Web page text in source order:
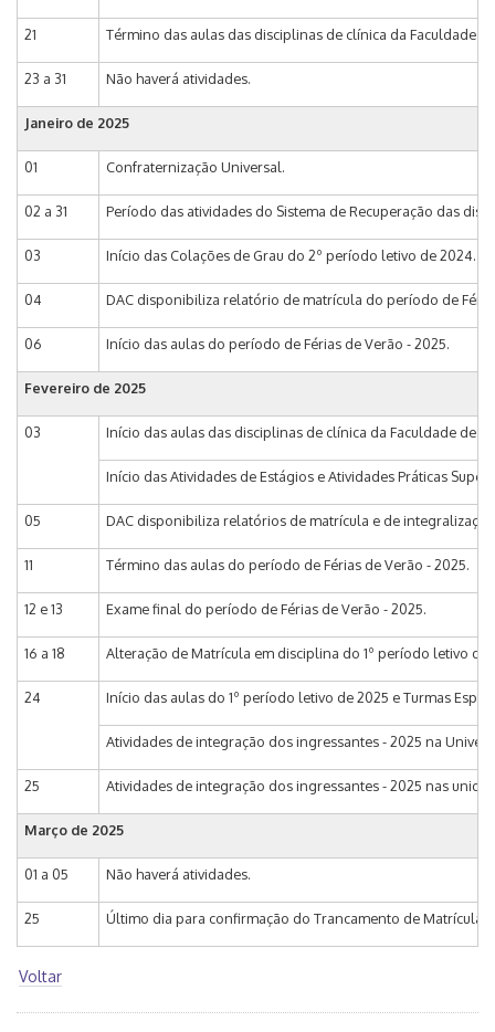
21 Término das aulas das disciplinas de clínica da Faculdade
23 a 31 Não haverá atividades.
Janeiro de 2025
01 Confraternização Universal.
02 a 31 Período das atividades do Sistema de Recuperação das
03 Início das Colações de Grau do 2º período letivo de 2024.
04 DAC disponibiliza relatório de matrícula do período de
06 Início das aulas do período de Férias de Verão - 2025.
Fevereiro de 2025
03 Início das aulas das disciplinas de clínica da Faculdade de
Início das Atividades de Estágios e Atividades Práticas
05 DAC disponibiliza relatórios de matrícula e de
11 Término das aulas do período de Férias de Verão - 2025.
12 e 13 Exame final do período de Férias de Verão - 2025.
16 a 18 Alteração de Matrícula em disciplina do 1º período letivo de
24 Início das aulas do 1º período letivo de 2025 e Turmas
Atividades de integração dos ingressantes - 2025 na
25 Atividades de integração dos ingressantes - 2025 nas
Março de 2025
01 a 05 Não haverá atividades.
25 Último dia para confirmação do Trancamento de Matrícula
Voltar